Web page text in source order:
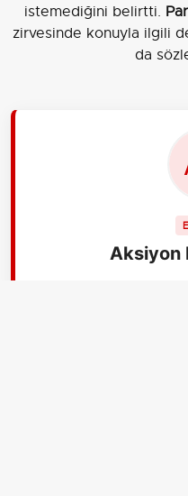
istemediğini belirtti.
zirvesinde konuyla ilgili
da
Aksiyon